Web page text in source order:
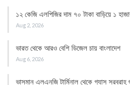
১২ কেজি এলপিজির দাম ৭০ টাকা বাড়িয়ে ১
Aug 2, 2026
ভারত থেকে আরও বেশি ডিজেল চায় বাংলাদেশ
Aug 6, 2026
ভাসমান এলএনজি টার্মিনাল থেকে গ্যাস